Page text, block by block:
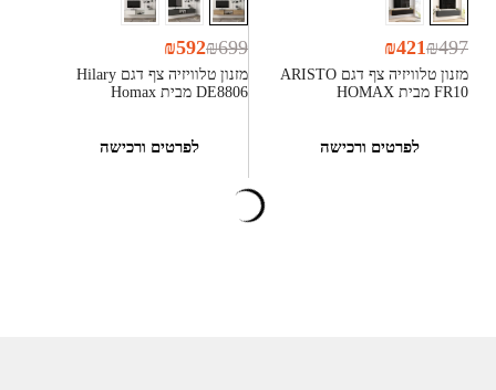
מזנון טלוויזיה צף דגם ARISTO
FR10 מבית HOMAX
₪497
₪421
לפרטים ורכישה
מזנון טלוויזיה צף דגם Hilary
DE8806 מבית Homax
₪699
₪592
לפרטים ורכישה